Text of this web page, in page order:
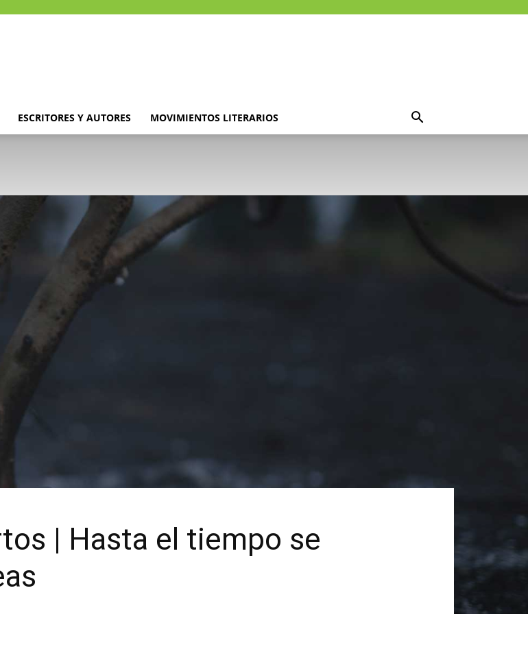
ESCRITORES Y AUTORES MOVIMIENTOS LITERARIOS
| Hasta el tiempo se